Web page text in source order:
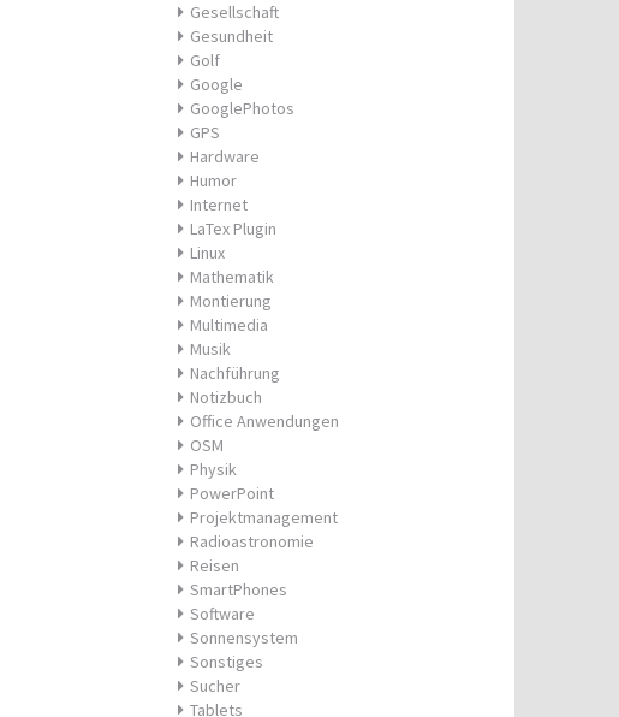
Gesellschaft
Gesundheit
Golf
Google
GooglePhotos
GPS
Hardware
Humor
Internet
LaTex Plugin
Linux
Mathematik
Montierung
Multimedia
Musik
Nachführung
Notizbuch
Office Anwendungen
OSM
Physik
PowerPoint
Projektmanagement
Radioastronomie
Reisen
SmartPhones
Software
Sonnensystem
Sonstiges
Sucher
Tablets